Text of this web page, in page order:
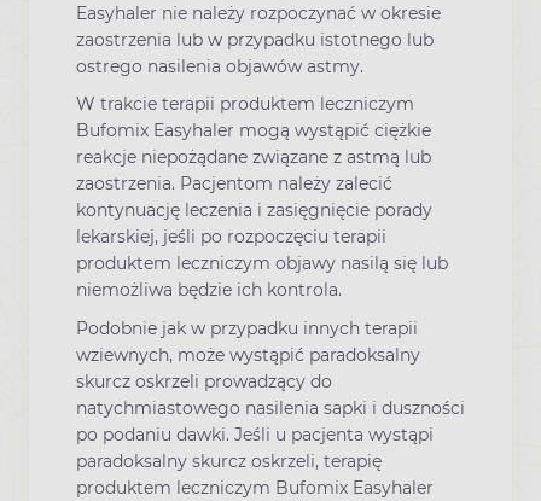
Easyhaler nie należy rozpoczynać w okresie
zaostrzenia lub w przypadku istotnego lub
ostrego nasilenia objawów astmy.
W trakcie terapii produktem leczniczym
Bufomix Easyhaler mogą wystąpić ciężkie
reakcje niepożądane związane z astmą lub
zaostrzenia. Pacjentom należy zalecić
kontynuację leczenia i zasięgnięcie porady
lekarskiej, jeśli po rozpoczęciu terapii
produktem leczniczym objawy nasilą się lub
niemożliwa będzie ich kontrola.
Podobnie jak w przypadku innych terapii
wziewnych, może wystąpić paradoksalny
skurcz oskrzeli prowadzący do
natychmiastowego nasilenia sapki i duszności
po podaniu dawki. Jeśli u pacjenta wystąpi
paradoksalny skurcz oskrzeli, terapię
produktem leczniczym Bufomix Easyhaler